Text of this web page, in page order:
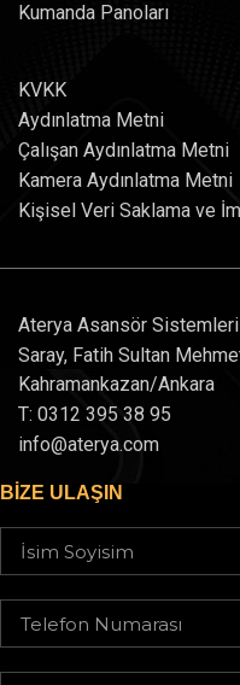
Kumanda Panoları
KVKK
Aydınlatma Metni
Çalışan Aydınlatma Metni
Kamera Aydınlatma Metni
Kişisel Veri Saklama ve
Aterya Asansör Sistemleri
Saray, Fatih Sultan
Kahramankazan/Ankara
T: 0312 395 38 95
info@aterya.com
BIZE ULAŞIN